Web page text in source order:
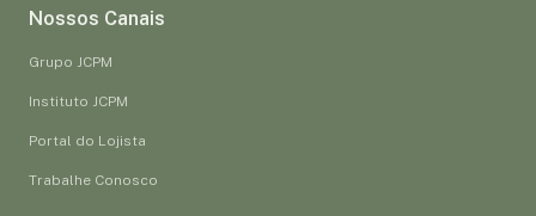
Nossos Canais
Grupo JCPM
Instituto JCPM
Portal do Lojista
Trabalhe Conosco